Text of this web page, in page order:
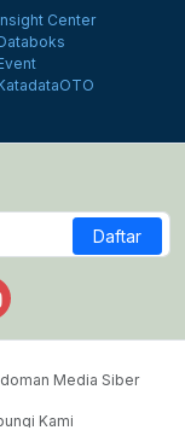
Center
Daftar
X
us on Instagram
Follow us on
Media Siber
Kami